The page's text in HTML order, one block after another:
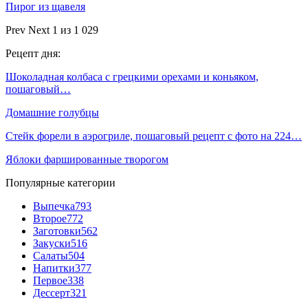
Пирог из щавеля
Prev Next 1 из 1 029
Рецепт дня:
Шоколадная колбаса с грецкими орехами и коньяком,
пошаговый…
Домашние голубцы
Стейк форели в аэрогриле, пошаговый рецепт с фото на 224…
Яблоки фаршированные творогом
Популярные категории
Выпечка793
Второе772
Заготовки562
Закуски516
Салаты504
Напитки377
Первое338
Дессерт321